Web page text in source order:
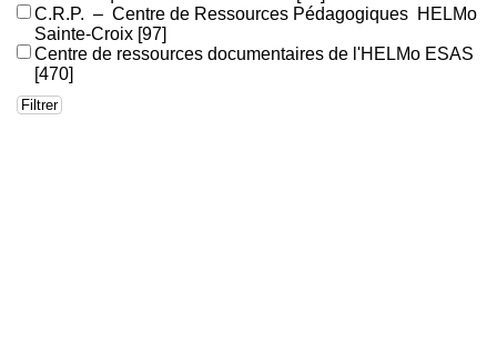
C.R.P. – Centre de Ressources Pédagogiques HELMo
Sainte-Croix [97]
Centre de ressources documentaires de l'HELMo ESAS
[470]